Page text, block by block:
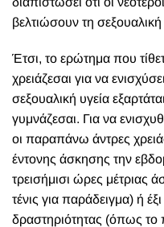
βελτιώσουν τη
Έτσι, το ερώτημα που
χρειάζεσαι για να
σεξουαλική υγεία
γυμνάζεσαι. Για να
οι παραπάνω άντρες
έντονης άσκησης την
τρεισήμισι ώρες μέτριας
τένις για παράδειγμα) ή
δραστηριότητας (όπως το